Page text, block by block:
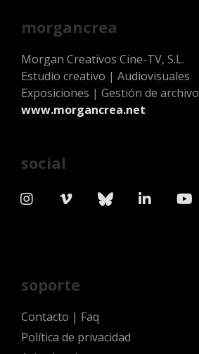
morgancrea
Morgan Creativos Cine-TV, S.L.
Estudio creativo | Audiovisuales
Exposiciones | Gestión de archivo
www.morgancrea.net
social
soporte
Contacto | Faq
Política de privacidad